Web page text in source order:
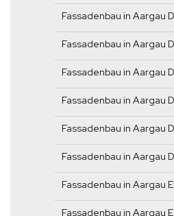
Fassadenbau in Aargau
Fassadenbau in Aargau
Fassadenbau in Aargau
Fassadenbau in Aargau
Fassadenbau in Aargau
Fassadenbau in Aargau
Fassadenbau in Aargau
Fassadenbau in Aargau